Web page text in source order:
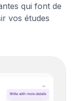
qui font de
vos études